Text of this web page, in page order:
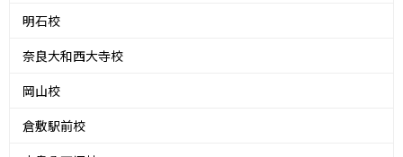
明石校
奈良大和西大寺校
岡山校
倉敷駅前校